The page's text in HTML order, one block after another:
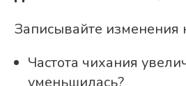
Записывайте изменения
Частота чихания
уменьшилась?